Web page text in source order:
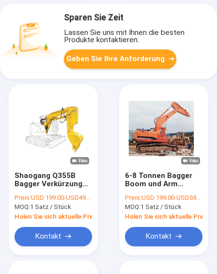
Sparen Sie Zeit
Lassen Sie uns mit Ihnen die besten
Produkte kontaktieren.
Geben Sie Ihre Anforderung
Shaogang Q355B
Bagger Verkürzung
größeren Eimer und
Eimerzylinder
Preis:USD 199.00-USD4999.00
MOQ:1 Satz / Stück
Holen Sie sich aktuelle Preis
Kontakt
6-8 Tonnen Bagger
Boom und Arm
Tunnelbau
Preis:USD 199.00-USD5999.00
MOQ:1 Satz / Stück
Holen Sie sich aktuelle Preis
Kontakt